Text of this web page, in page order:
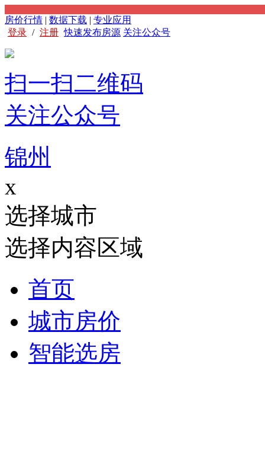
房价行情 | 数据下载 | 专业应用
登录 / 注册 快速发布房源 关注公众号
扫一扫二维码
关注公众号
锦州
x
选择城市
选择内容区域
首页
城市房价
智能选房